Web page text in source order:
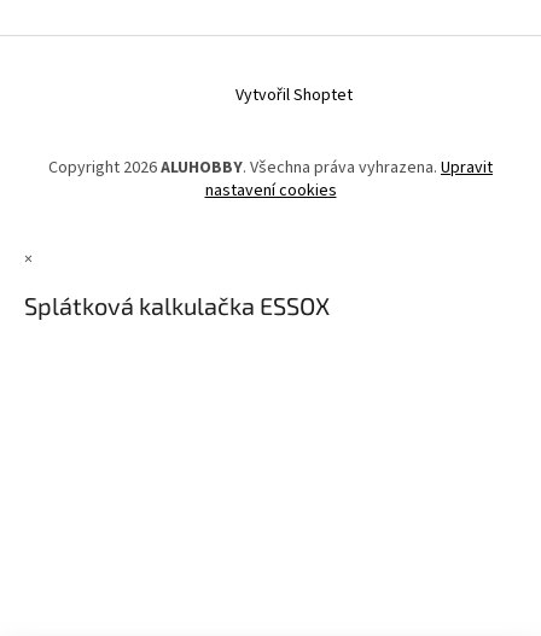
Vytvořil Shoptet
Copyright 2026ALUHOBBY. Všechna práva vyhrazena. Upravit
nastavení cookies
×
Splátková kalkulačka ESSOX